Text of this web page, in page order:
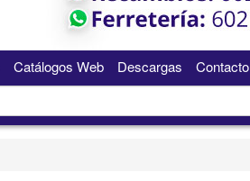
Catálogos Web Descargas Contacto